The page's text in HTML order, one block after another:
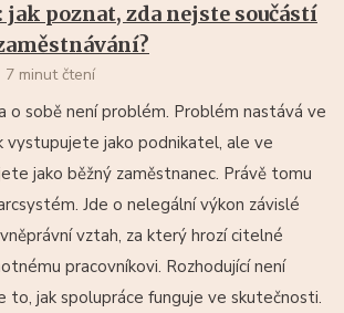
jak poznat, zda nejste součástí
7 minut čtení
o sobě není problém. Problém nastává ve
vystupujete jako podnikatel, ale ve
jako běžný zaměstnanec. Právě tomu
Jde o nelegální výkon závislé
vztah, za který hrozí citelné
pracovníkovi. Rozhodující není
to, jak spolupráce funguje ve skutečnosti.